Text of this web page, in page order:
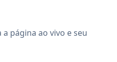
página ao vivo e seu